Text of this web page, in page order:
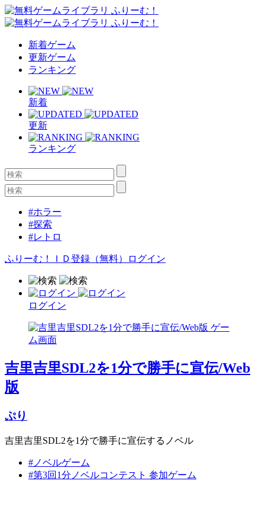
新着ゲーム
更新ゲーム
ランキング
新着
更新
ランキング
#ホラー
#探索
#レトロ
ふりーむ！ＩＤ登録（無料） ログイン
ログイン
吉里吉里SDL2を1分で勝手に宣伝/Web
版
ぷり
吉里吉里SDL2を1分で勝手に宣伝するノベル
#ノベルゲーム
#第3回1分ノベルコンテスト 参加ゲーム